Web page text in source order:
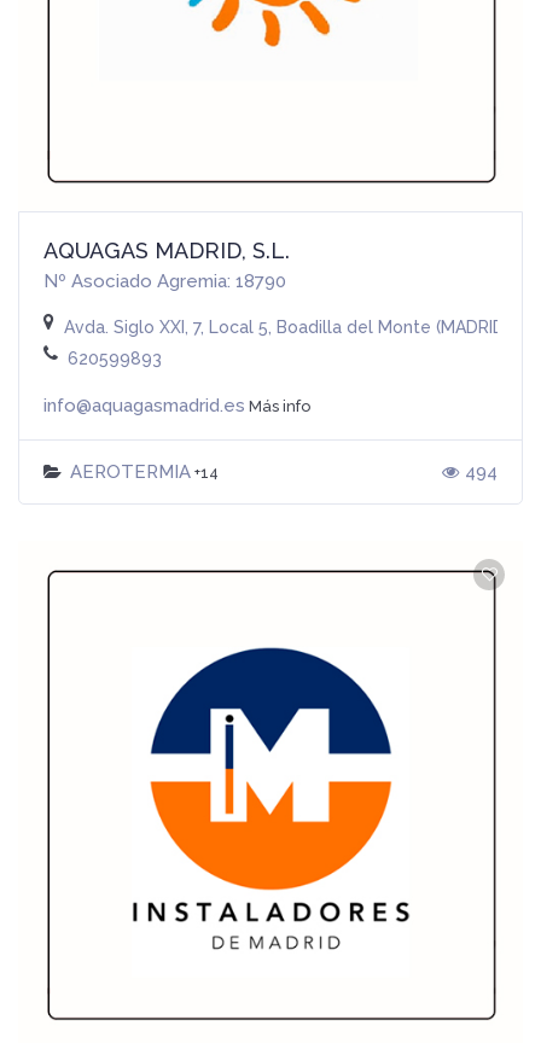
AQUAGAS MADRID, S.L.
Nº Asociado Agremia: 18790
Avda. Siglo XXI, 7, Local 5, Boadilla del Monte (MADRID)
620599893
info@aquagasmadrid.es Más info
AEROTERMIA +14 494